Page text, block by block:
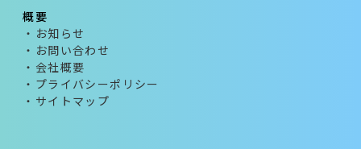
概要
・お知らせ
・お問い合わせ
・会社概要
・プライバシーポリシー
・サイトマップ